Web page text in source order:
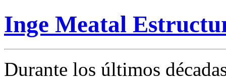
Inge Meatal
Durante los últimos